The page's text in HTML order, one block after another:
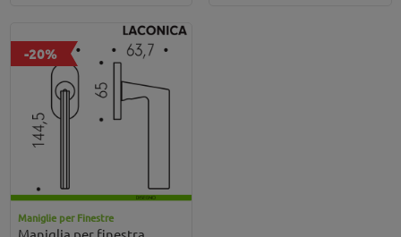
-20%
Maniglie per Finestre